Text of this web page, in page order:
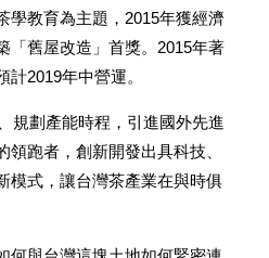
學教育為主題，2015年獲經濟
「舊屋改造」首獎。2015年著
2019年中營運。
規劃產能時程，引進國外先進
跑者，創新開發出具科技、
模式，讓台灣茶產業在與時俱